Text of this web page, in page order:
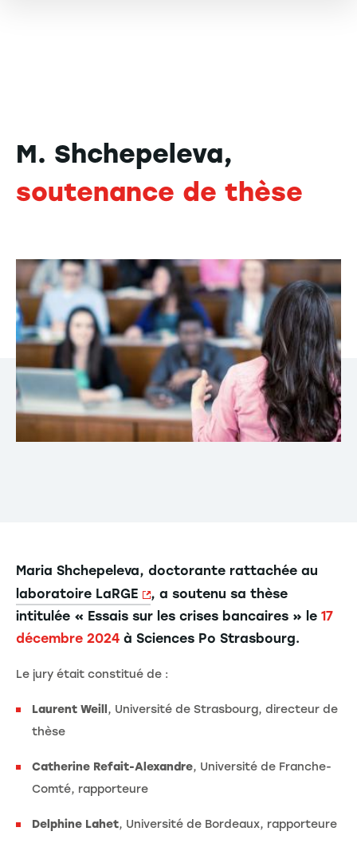
M. Shchepeleva,
soutenance de thèse
Maria Shchepeleva, doctorante rattachée au
laboratoire LaRGE
, a soutenu sa thèse
intitulée « Essais sur les crises bancaires » le 17
décembre 2024 à Sciences Po Strasbourg.
Le jury était constitué de :
Laurent Weill , Université de Strasbourg, directeur de
thèse
Catherine Refait-Alexandre, Université de Franche-
Comté, rapporteure
Delphine Lahet, Université de Bordeaux, rapporteure